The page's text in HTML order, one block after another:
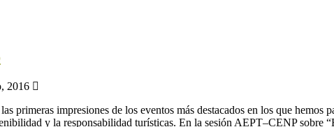
2016
primeras impresiones de los eventos más destacados en los que
y la responsabilidad turísticas. En la sesión AEPT–CENP